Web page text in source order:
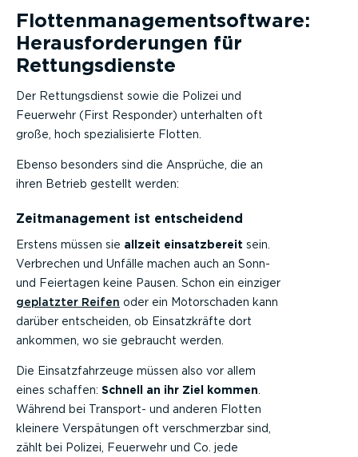
Flottenmanagementsoftware:
Herausforderungen für
Rettungsdienste
Der Rettungsdienst sowie die Polizei und
Feuerwehr (First Responder) unterhalten oft
große, hoch spezialisierte Flotten.
Ebenso besonders sind die Ansprüche, die an
ihren Betrieb gestellt werden:
Zeitmanagement ist entscheidend
Erstens müssen sie allzeit einsatzbereit sein.
Verbrechen und Unfälle machen auch an Sonn-
und Feiertagen keine Pausen. Schon ein einziger
geplatzter Reifen oder ein Motorschaden kann
darüber entscheiden, ob Einsatzkräfte dort
ankommen, wo sie gebraucht werden.
Die Einsatzfahrzeuge müssen also vor allem
eines schaffen: Schnell an ihr Ziel kommen
Während bei Transport- und anderen Flotten
kleinere Verspätungen oft verschmerzbar sind,
zählt bei Polizei, Feuerwehr und Co. jede